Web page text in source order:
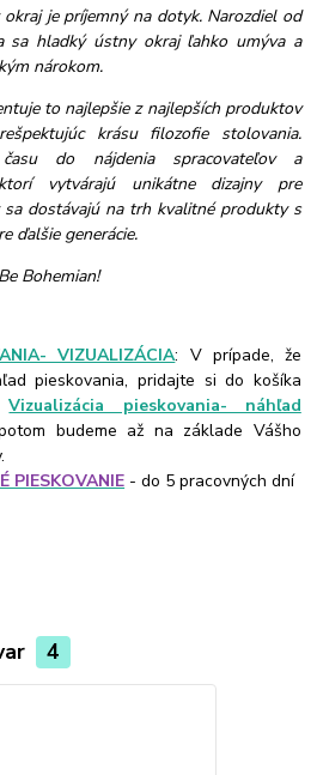
je príjemný na dotyk. Narozdiel od
sa hladký ústny okraj ľahko umýva a
nárokom.
to najlepšie z najlepších produktov
krásu filozofie stolovania.
času do nájdenia spracovateľov a
vytvárajú unikátne dizajny pre
dostávajú na trh kvalitné produkty s
ďalšie generácie.
Bohemian!
VIZUALIZÁCIA: V prípade, že
pieskovania, pridajte si do košíka
Vizualizácia pieskovania- náhľad
budeme až na základe Vášho
PIESKOVANIE - do 5 pracovných dní
4